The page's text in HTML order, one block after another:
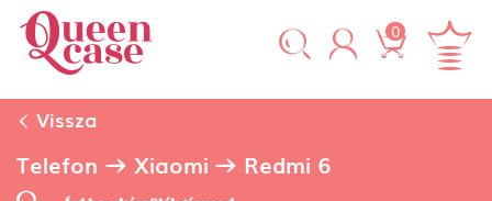
0
Vissza
Telefon Xiaomi Redmi 6